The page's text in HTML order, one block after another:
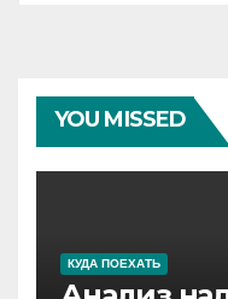
YOU MISSED
КУДА ПОЕХАТЬ